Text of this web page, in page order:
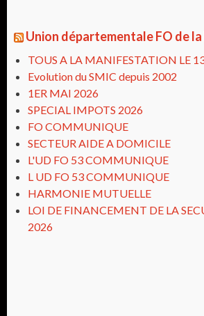
Union départementale FO de
TOUS A LA MANIFESTATION LE
Evolution du SMIC depuis 2002
1ER MAI 2026
SPECIAL IMPOTS 2026
FO COMMUNIQUE
SECTEUR AIDE A DOMICILE
L'UD FO 53 COMMUNIQUE
L UD FO 53 COMMUNIQUE
HARMONIE MUTUELLE
LOI DE FINANCEMENT DE LA
2026